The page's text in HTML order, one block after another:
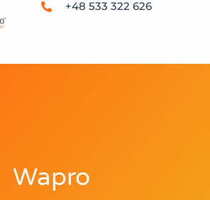
+48 533 322 626
Wapro